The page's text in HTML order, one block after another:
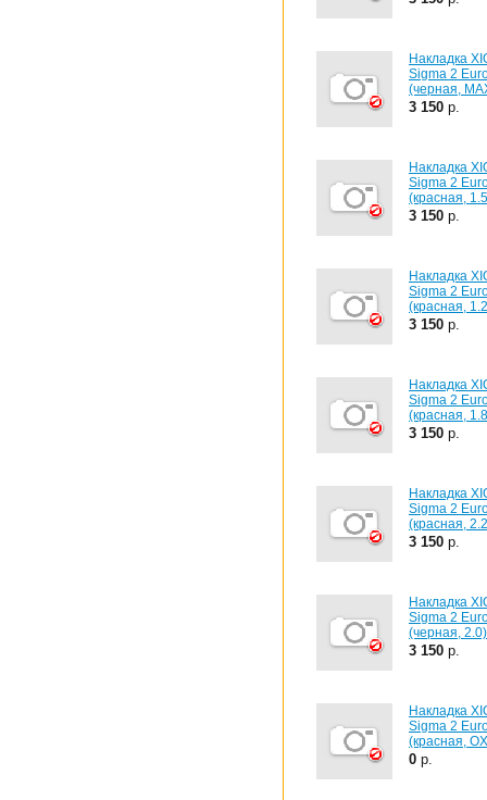
Накладка
Sigma 2
(черная,
3 150 р.
Накладка
Sigma 2
(красная,
3 150 р.
Накладка
Sigma 2
(красная,
3 150 р.
Накладка
Sigma 2
(красная,
3 150 р.
Накладка
Sigma 2
(красная,
3 150 р.
Накладка
Sigma 2
(черная, 2.0)
3 150 р.
Накладка
Sigma 2
(красная,
0 р.